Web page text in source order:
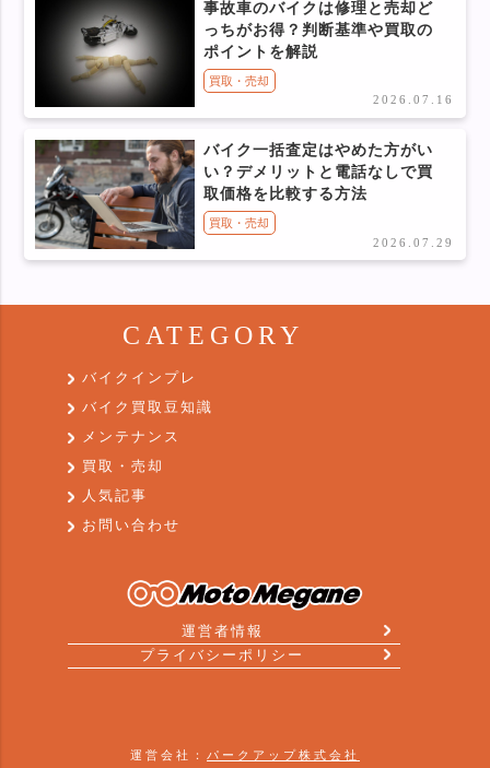
事故車のバイクは修理と売却ど
っちがお得？判断基準や買取の
ポイントを解説
買取・売却
2026.07.16
バイク一括査定はやめた方がい
い？デメリットと電話なしで買
取価格を比較する方法
買取・売却
2026.07.29
運営者情報
プライバシーポリシー
CATEGORY
バイクインプレ
バイク買取豆知識
メンテナンス
買取・売却
人気記事
お問い合わせ
運営会社： パークアップ株式会社